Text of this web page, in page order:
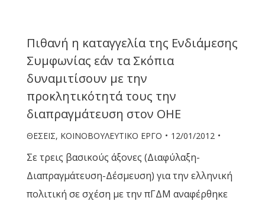
Πιθανή η καταγγελία της Ενδιάμεσης
Συμφωνίας εάν τα Σκόπια
δυναμιτίσουν με την
προκλητικότητά τους την
διαπραγμάτευση στον ΟΗΕ
ΘΕΣΕΙΣ, ΚΟΙΝΟΒΟΥΛΕΥΤΙΚΟ ΕΡΓΟ 12/01/2012
Σε τρεις βασικούς άξονες (Διαφύλαξη-
Διαπραγμάτευση-Δέσμευση) για την ελληνική
πολιτική σε σχέση με την πΓΔΜ αναφέρθηκε